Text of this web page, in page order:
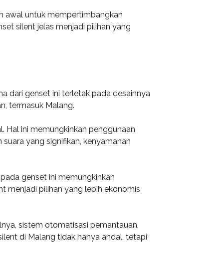
awal untuk mempertimbangkan
silent jelas menjadi pilihan yang
dari genset ini terletak pada desainnya
termasuk Malang.
Hal ini memungkinkan penggunaan
yang signifikan, kenyamanan
genset ini memungkinkan
menjadi pilihan yang lebih ekonomis
sistem otomatisasi pemantauan,
di Malang tidak hanya andal, tetapi